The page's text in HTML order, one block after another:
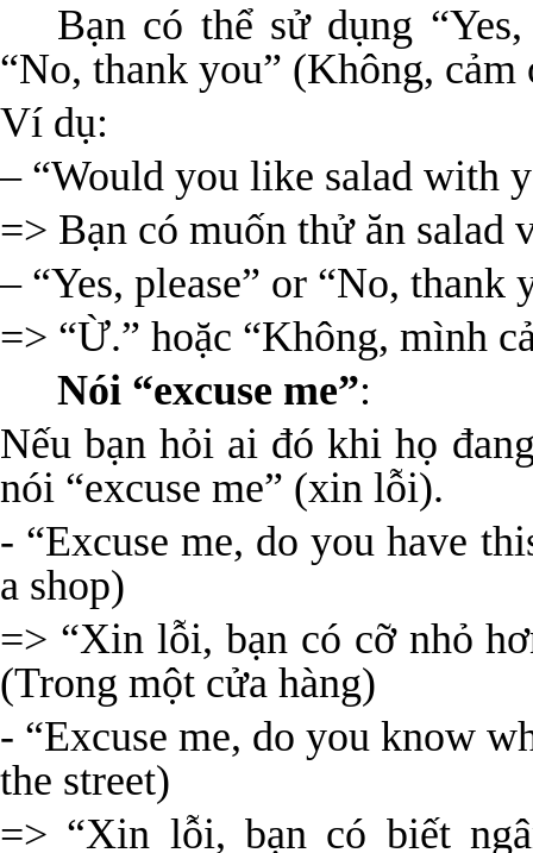
Bạn có thể sử dụng
“No, thank you” (Không,
Ví dụ:
– “Would you like salad with
=> Bạn có muốn thử ăn salad
– “Yes, please” or “No, thank
=> “Ừ.” hoặc “Không, mình
Nói “excuse me”:
Nếu bạn hỏi ai đó khi họ
nói “excuse me” (xin lỗi).
- “Excuse me, do you have
a shop)
=> “Xin lỗi, bạn có cỡ nhỏ
(Trong một cửa hàng)
- “Excuse me, do you know
the street)
=> “Xin lỗi, bạn có biết